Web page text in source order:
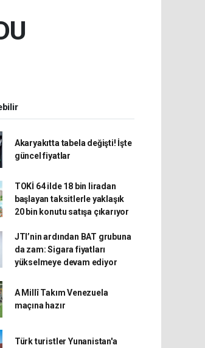
Akaryakıtta tabela değişti! İşte
güncel fiyatlar
TOKİ 64 ilde 18 bin liradan
başlayan taksitlerle yaklaşık
20 bin konutu satışa çıkarıyor
JTI’nin ardından BAT grubuna
da zam: Sigara fiyatları
yükselmeye devam ediyor
A Millî Takım Venezuela
maçına hazır
Türk turistler Yunanistan'a